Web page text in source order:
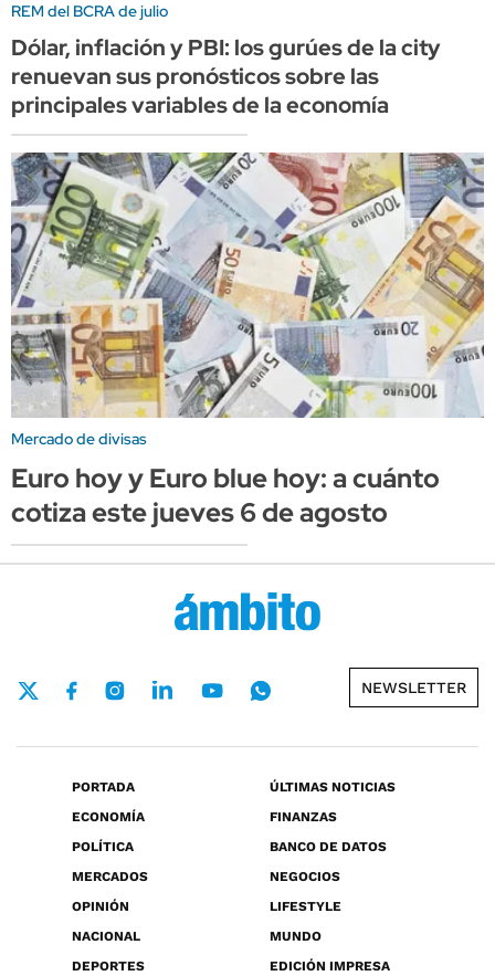
REM del BCRA de julio
Dólar, inflación y PBI: los gurúes de la city
renuevan sus pronósticos sobre las
principales variables de la economía
Mercado de divisas
Euro hoy y Euro blue hoy: a cuánto
cotiza este jueves 6 de agosto
NEWSLETTER
PORTADA
ÚLTIMAS NOTICIAS
ECONOMÍA
FINANZAS
POLÍTICA
BANCO DE DATOS
MERCADOS
NEGOCIOS
OPINIÓN
LIFESTYLE
NACIONAL
MUNDO
DEPORTES
EDICIÓN IMPRESA